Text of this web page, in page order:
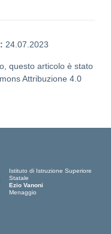
24.07.2023
questo articolo è stato
Attribuzione 4.0
Istituto di Istruzione Superiore
Statale
Ezio Vanoni
Menaggio